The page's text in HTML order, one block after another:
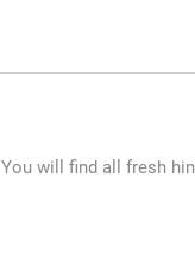
You will find all fresh